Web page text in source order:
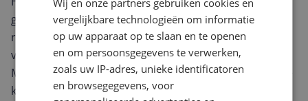
geven? Start dan hieronder met het schrijven van je
review. Afhankelijk van de details duurt het schrijven
van een review gemiddeld tussen de 3 en 10 minuten.
Met jouw mening help je andere bezoekers een betere
keuze te maken én maak je iedere maand kans op
vergelijkbare technologieën om informatie
op uw apparaat op te slaan en te openen
en om persoonsgegevens te verwerken,
zoals uw IP-adres, unieke identificatoren
en browsegegevens, voor